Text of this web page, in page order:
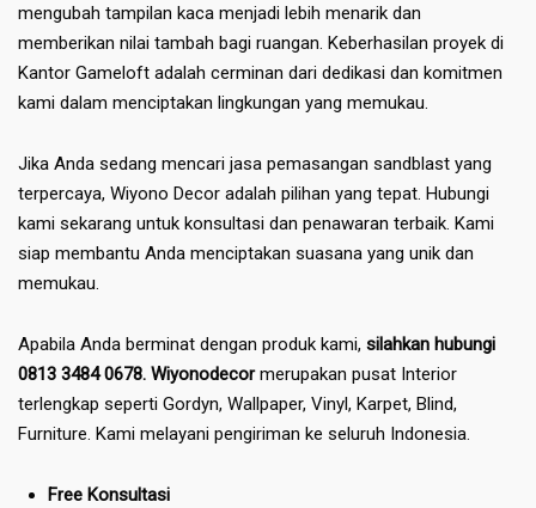
mengubah tampilan kaca menjadi lebih menarik dan
memberikan nilai tambah bagi ruangan. Keberhasilan proyek di
Kantor Gameloft adalah cerminan dari dedikasi dan komitmen
kami dalam menciptakan lingkungan yang memukau.
Jika Anda sedang mencari jasa pemasangan sandblast yang
terpercaya, Wiyono Decor adalah pilihan yang tepat. Hubungi
kami sekarang untuk konsultasi dan penawaran terbaik. Kami
siap membantu Anda menciptakan suasana yang unik dan
memukau.
Apabila Anda berminat dengan produk kami, silahkan hubungi
0813 3484 0678. Wiyonodecormerupakan pusat Interior
terlengkap seperti Gordyn, Wallpaper, Vinyl, Karpet, Blind,
Furniture. Kami melayani pengiriman ke seluruh Indonesia.
Free Konsultasi